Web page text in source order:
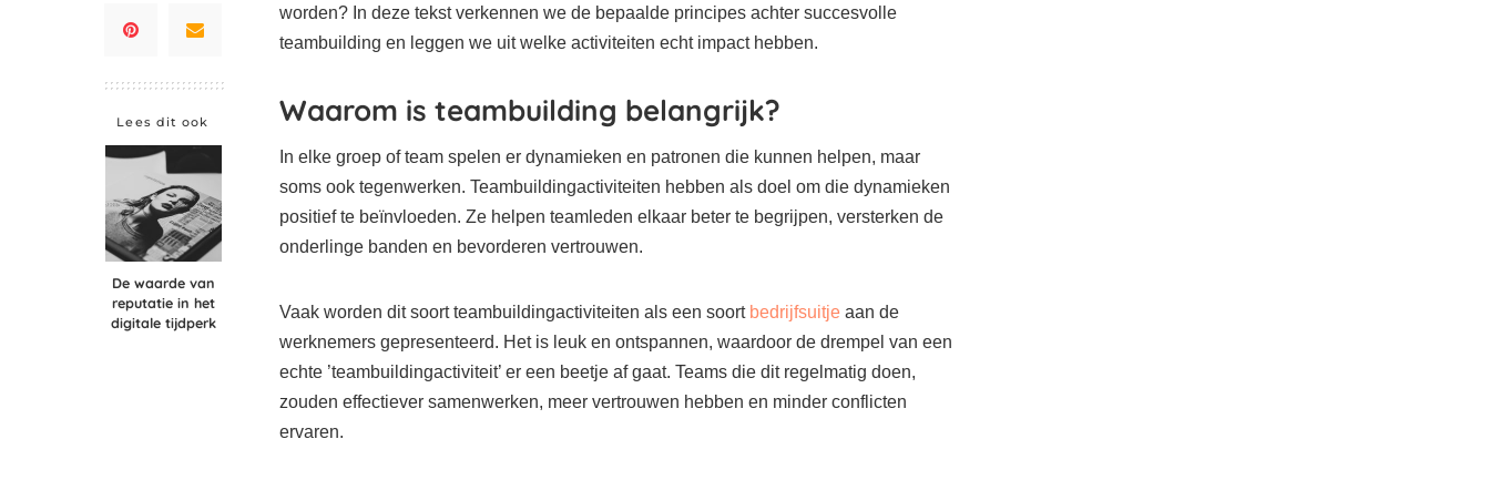
Lees dit ook
De waarde van
reputatie in het
digitale tijdperk
worden? In deze tekst verkennen we de bepaalde principes achter succesvolle
teambuilding en leggen we uit welke activiteiten echt impact hebben.
Waarom is teambuilding belangrijk?
In elke groep of team spelen er dynamieken en patronen die kunnen helpen, maar
soms ook tegenwerken. Teambuildingactiviteiten hebben als doel om die dynamieken
positief te beïnvloeden. Ze helpen teamleden elkaar beter te begrijpen, versterken de
onderlinge banden en bevorderen vertrouwen.
Vaak worden dit soort teambuildingactiviteiten als een soort bedrijfsuitje aan de
werknemers gepresenteerd. Het is leuk en ontspannen, waardoor de drempel van een
echte ’teambuildingactiviteit’ er een beetje af gaat. Teams die dit regelmatig doen,
zouden effectiever samenwerken, meer vertrouwen hebben en minder conflicten
ervaren.